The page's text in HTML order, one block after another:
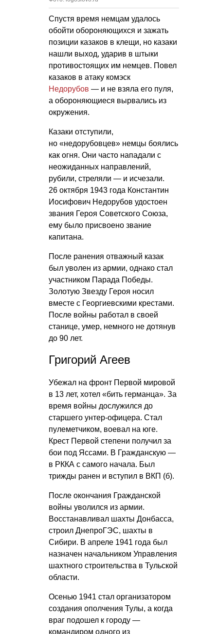
Спустя время немцам удалось
обойти обороняющихся и зажать
позиции казаков в клещи, но казаки
нашли выход, ударив в штыки
противостоящих им немцев. Повел
казаков в атаку комэск
Недорубов — и не взяла его пуля,
а обороняющиеся вырвались из
окружения.
Казаки отступили,
но «недорубовцев» немцы боялись
как огня. Они часто нападали с
неожиданных направлений,
рубили, стреляли — и исчезали.
26 октября 1943 года Константин
Иосифович Недорубов удостоен
звания Героя Советского Союза,
ему было присвоено звание
капитана.
После ранения отважный казак
был уволен из армии, однако стал
участником Парада Победы.
Золотую Звезду Героя носил
вместе с Георгиевскими крестами.
После войны работал в своей
станице, умер, немного не дотянув
до 90 лет.
Григорий Агеев
Убежал на фронт Первой мировой
в 13 лет, хотел «бить германца». За
время войны дослужился до
старшего унтер-офицера. Стал
пулеметчиком, воевал на юге.
Крест Первой степени получил за
бои под Яссами. В Гражданскую —
в РККА с самого начала. Был
трижды ранен и вступил в ВКП (б).
После окончания Гражданской
войны уволился из армии.
Восстанавливал шахты Донбасса,
строил ДнепроГЭС, шахты в
Сибири. В апреле 1941 года был
назначен начальником Управления
шахтного строительства в Тульской
области.
Осенью 1941 стал организатором
создания ополчения Тулы, а когда
враг подошел к городу —
командиром одного из